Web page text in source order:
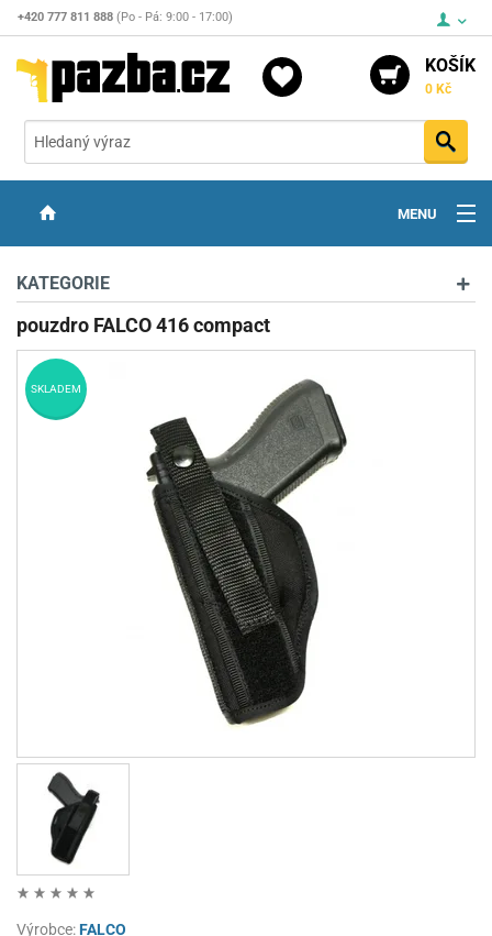
+420 777 811 888 (Po - Pá: 9:00 - 17:00)
KOŠÍK
0 Kč
MENU
STŘELIVO
PŘÍSLUŠENSTVÍ
DETEKTORY KOVŮ
KATEGORIE
pouzdro FALCO 416 compact
SKLADEM
Výrobce:FALCO